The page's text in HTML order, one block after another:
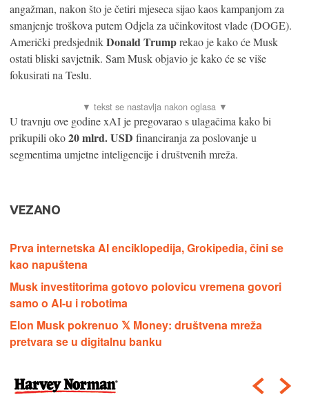
angažman, nakon što je četiri mjeseca sijao kaos kampanjom za
smanjenje troškova putem Odjela za učinkovitost vlade (DOGE).
Američki predsjednikDonald Trumprekao je kako će Musk
ostati bliski savjetnik. Sam Musk objavio je kako će se više
fokusirati na Teslu.
U travnju ove godine xAI je pregovarao s ulagačima kako bi
prikupili oko20 mlrd. USD financiranja za poslovanje u
segmentima umjetne inteligencije i društvenih mreža.
VEZANO
Prva internetska AI enciklopedija, Grokipedia, čini se
kao napuštena
Musk investitorima gotovo polovicu vremena govori
samo o AI-u i robotima
Elon Musk pokrenuo 𝕏 Money: društvena mreža
pretvara se u digitalnu banku